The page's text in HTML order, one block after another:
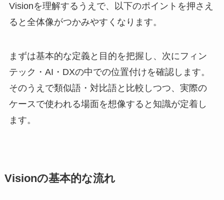
Visionを理解するうえで、以下のポイントを押さえ
ると全体像がつかみやすくなります。
まずは基本的な定義と目的を把握し、次にフィン
テック・AI・DXの中での位置付けを確認します。
そのうえで類似語・対比語と比較しつつ、実際の
ケースで使われる場面を想像すると知識が定着し
ます。
Visionの基本的な流れ